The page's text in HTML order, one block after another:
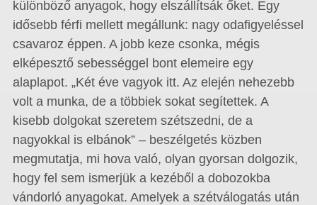
különböző anyagok, hogy elszállítsák őket. Egy
idősebb férfi mellett megállunk: nagy odafigyeléssel
csavaroz éppen. A jobb keze csonka, mégis
elképesztő sebességgel bont elemeire egy
alaplapot. „Két éve vagyok itt. Az elején nehezebb
volt a munka, de a többiek sokat segítettek. A
kisebb dolgokat szeretem szétszedni, de a
nagyokkal is elbánok” – beszélgetés közben
megmutatja, mi hova való, olyan gyorsan dolgozik,
hogy fel sem ismerjük a kezéből a dobozokba
vándorló anyagokat. Amelyek a szétválogatás után